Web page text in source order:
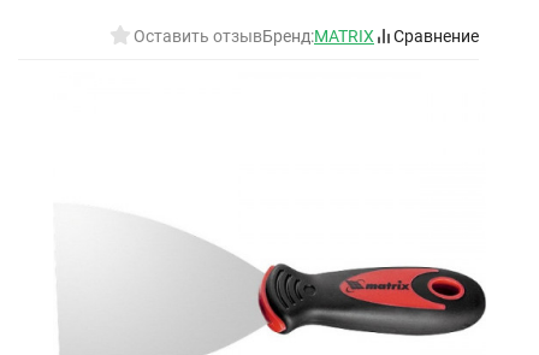
Оставить отзывБренд:MATRIX Сравнение